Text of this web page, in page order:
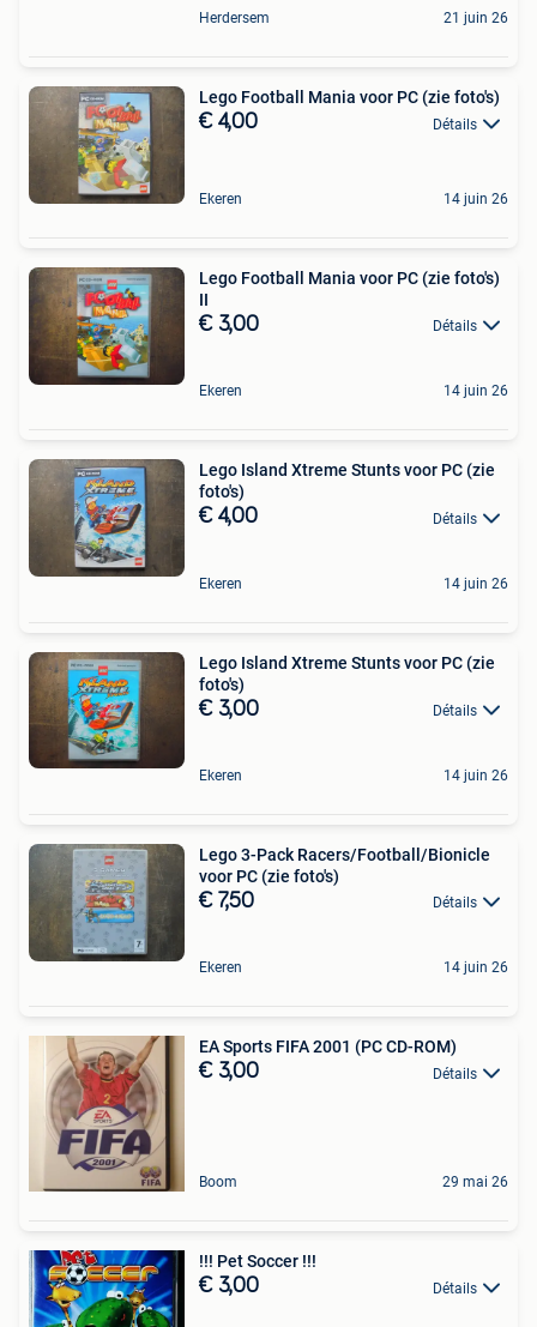
Herdersem 21 juin 26
Lego Football Mania voor PC (zie foto's)
€ 4,00 Détails
Ekeren 14 juin 26
Lego Football Mania voor PC (zie foto's)
II
€ 3,00 Détails
Ekeren 14 juin 26
Lego Island Xtreme Stunts voor PC (zie
foto's)
€ 4,00 Détails
Ekeren 14 juin 26
Lego Island Xtreme Stunts voor PC (zie
foto's)
€ 3,00 Détails
Ekeren 14 juin 26
Lego 3-Pack Racers/Football/Bionicle
voor PC (zie foto's)
€ 7,50 Détails
Ekeren 14 juin 26
EA Sports FIFA 2001 (PC CD-ROM)
€ 3,00 Détails
Boom 29 mai 26
!!! Pet Soccer !!!
€ 3,00 Détails